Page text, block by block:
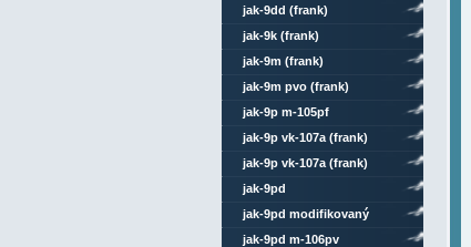
jak-9dd (frank)
jak-9k (frank)
jak-9m (frank)
jak-9m pvo (frank)
jak-9p m-105pf
jak-9p vk-107a (frank)
jak-9p vk-107a (frank)
celokovový
jak-9pd
jak-9pd modifikovaný
jak-9pd m-106pv